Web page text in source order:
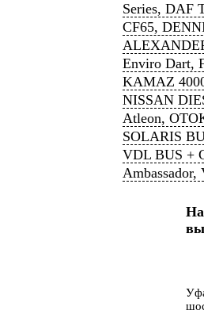
Series, DAF
CF65,
Enviro Dart,
KAMAZ
NISSAN
Atleon,
SOLARIS
VDL BUS +
Ambassador,